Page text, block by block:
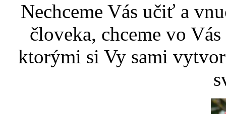
Nechceme Vás učiť a
človeka, chceme vo
ktorými si Vy sami